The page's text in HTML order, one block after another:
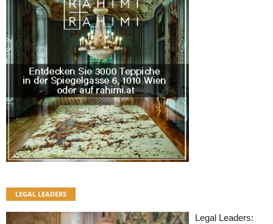
LEGAL LEADERS
Legal Leaders: